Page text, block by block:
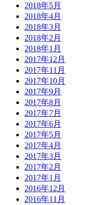
2018年5月
2018年4月
2018年3月
2018年2月
2018年1月
2017年12月
2017年11月
2017年10月
2017年9月
2017年8月
2017年7月
2017年6月
2017年5月
2017年4月
2017年3月
2017年2月
2017年1月
2016年12月
2016年11月